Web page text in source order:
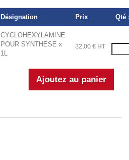
Désignation Prix Qté
CYCLOHEXYLAMINE
POUR SYNTHESE x
1L
32,00 € HT